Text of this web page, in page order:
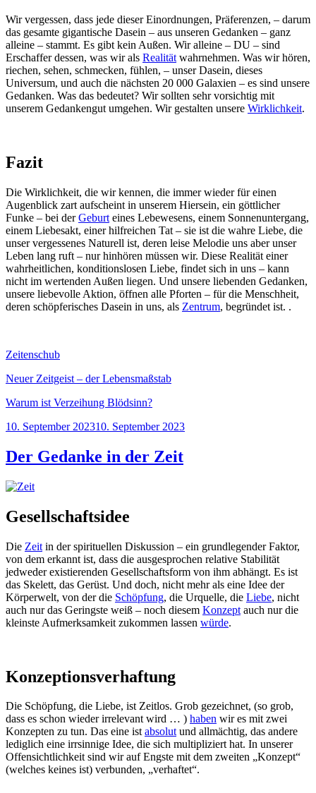
Wir vergessen, dass jede dieser Einordnungen, Präferenzen, – darum
das gesamte gigantische Dasein – aus unseren Gedanken – ganz
alleine – stammt. Es gibt kein Außen. Wir alleine – DU – sind
Erschaffer dessen, was wir als Realität wahrnehmen. Was wir hören,
riechen, sehen, schmecken, fühlen, – unser Dasein, dieses
Universum, und auch die nächsten 20 000 Galaxien – es sind unsere
Gedanken. Was das bedeutet? Wir sollten sehr vorsichtig mit
unserem Gedankengut umgehen. Wir gestalten unsere Wirklichkeit.
Fazit
Die Wirklichkeit, die wir kennen, die immer wieder für einen
Augenblick zart aufscheint in unserem Hiersein, ein göttlicher
Funke – bei derGeburt eines Lebewesens, einem Sonnenuntergang,
einem Liebesakt, einer hilfreichen Tat – sie ist die wahre Liebe, die
unser vergessenes Naturell ist, deren leise Melodie uns aber unser
Leben lang ruft – nur hinhören müssen wir. Diese Realität einer
wahrheitlichen, konditionslosen Liebe, findet sich in uns – kann
nicht im wertenden Außen liegen. Und unsere liebenden Gedanken,
unsere liebevolle Aktion, öffnen alle Pforten – für die Menschheit,
deren schöpferisches Dasein in uns, als Zentrum, begründet ist. .
Zeitenschub
Neuer Zeitgeist – der Lebensmaßstab
Warum ist Verzeihung Blödsinn?
Veröffentlicht
10. September 202310. September 2023
Der Gedanke in der Zeit
Gesellschaftsidee
Die Zeit in der spirituellen Diskussion – ein grundlegender Faktor,
von dem erkannt ist, dass die ausgesprochen relative Stabilität
jedweder existierenden Gesellschaftsform von ihm abhängt. Es ist
das Skelett, das Gerüst. Und doch, nicht mehr als eine Idee der
Körperwelt, von der die Schöpfung, die Urquelle, die Liebe, nicht
auch nur das Geringste weiß – noch diesem Konzept auch nur die
kleinste Aufmerksamkeit zukommen lassen würde.
Konzeptionsverhaftung
Die Schöpfung, die Liebe, ist Zeitlos. Grob gezeichnet, (so grob,
dass es schon wieder irrelevant wird … ) haben wir es mit zwei
Konzepten zu tun. Das eine istabsolutund allmächtig, das andere
lediglich eine irrsinnige Idee, die sich multipliziert hat. In unserer
Offensichtlichkeit sind wir auf Engste mit dem zweiten „Konzept“
(welches keines ist) verbunden, „verhaftet“.